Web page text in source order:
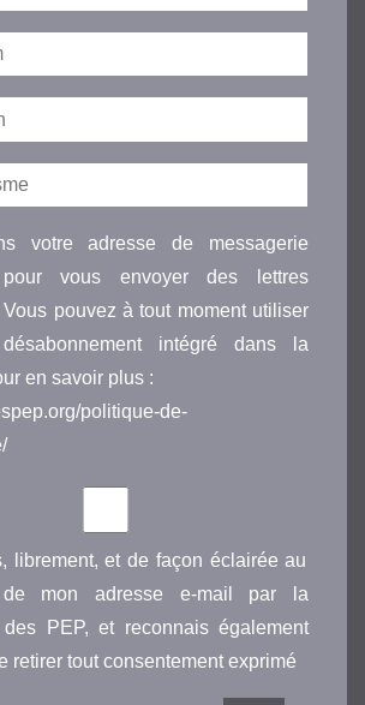
votre adresse de messagerie
pour vous envoyer des lettres
pouvez à tout moment utiliser
intégré dans la
en savoir plus :
politique-de-
librement, et de façon éclairée au
de mon adresse e-mail par la
des PEP, et reconnais également
retirer tout consentement exprimé